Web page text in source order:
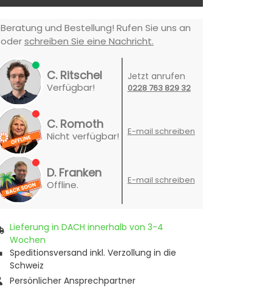
Beratung und Bestellung! Rufen Sie uns an
oderschreiben Sie eine Nachricht.
C. Ritschel
Verfügbar!
Jetzt anrufen
0228 763 829 32
C. Romoth
Nicht verfügbar! E-mail schreiben
D. Franken
Offline. E-mail schreiben
Lieferung in DACH innerhalb von 3-4
Wochen
Speditionsversand inkl. Verzollung in die
Schweiz
Persönlicher Ansprechpartner